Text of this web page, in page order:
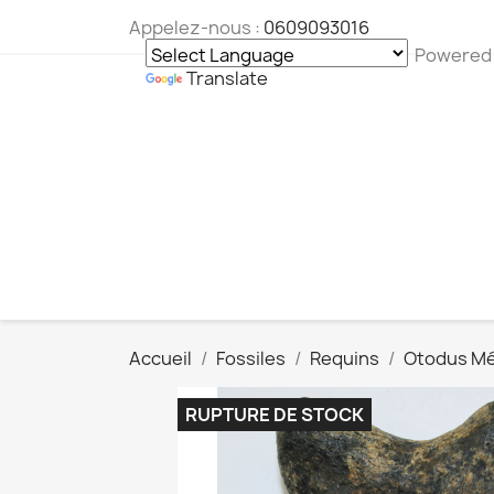
Appelez-nous : 0609093016
Translate
Accueil Fossiles Requins Otodus
RUPTURE DE STOCK